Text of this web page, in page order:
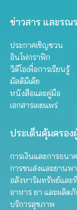
ข่าวสาร และรณ
ประกาศเชิญชวน
อินโฟกราฟิก
วิดีโอเพื่อการเรียนรู้
มัลติมีเดีย
หนังสือและคู่มือ
เอกสารเผยแพร่
ประเด็นคุ้มครอง
การเงินและการธนา
การขนส่งและยานพ
อสังหาริมทรัพย์และ
อาหาร ยา และผลิต
บริการสุขภาพ